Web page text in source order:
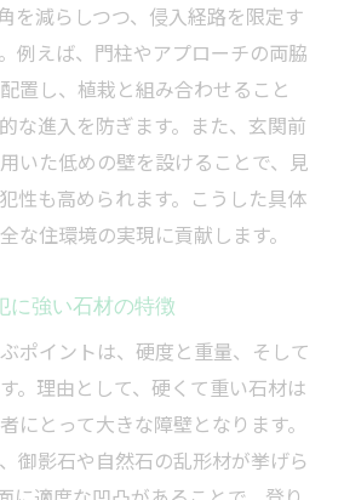
を減らしつつ、侵入経路を限定す
例えば、門柱やアプローチの両脇
置し、植栽と組み合わせること
な進入を防ぎます。また、玄関前
いた低めの壁を設けることで、見
性も高められます。こうした具体
な住環境の実現に貢献します。
に強い石材の特徴
ポイントは、硬度と重量、そして
。理由として、硬くて重い石材は
にとって大きな障壁となります。
御影石や自然石の乱形材が挙げら